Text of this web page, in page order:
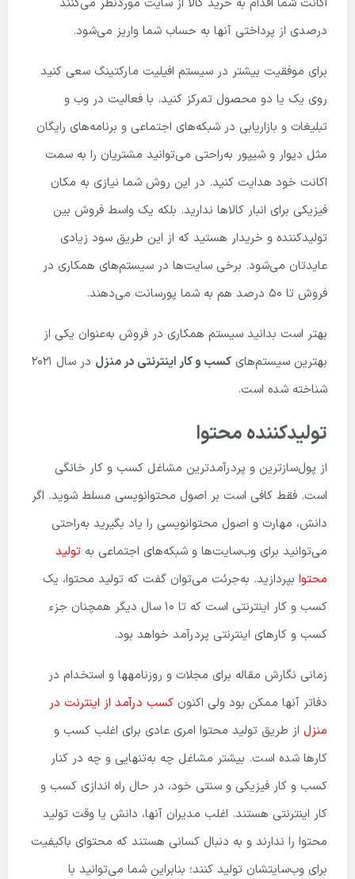
درصدی از پرداختی آنها به حساب شما واریز می‌شود.
برای موفقیت بیشتر در سیستم افیلیت مارکتینگ سعی کنید
روی یک یا دو محصول تمرکز کنید. با فعالیت در وب و
تبلیغات و بازاریابی در شبکه‌های اجتماعی و برنامه‌های رایگان
مثل دیوار و شیپور به‌راحتی می‌توانید مشتریان را به سمت
اکانت خود هدایت کنید. در این روش شما نیازی به مکان
فیزیکی برای انبار کالاها ندارید. بلکه یک واسط فروش بین
تولیدکننده و خریدار هستید که از این طریق سود زیادی
عایدتان می‌شود. برخی سایت‌ها در سیستم‌های همکاری در
فروش تا 50 درصد هم به شما پورسانت می‌دهند.
بهتر است بدانید سیستم همکاری در فروش به‌عنوان یکی از
بهترین سیستم‌های کسب و کار اینترنتی در منزل
در سال 2021
شناخته شده است.
تولیدکننده محتوا
از پول‌سازترین و پردرآمدترین مشاغل کسب و کار خانگی
است. فقط کافی است بر اصول محتوانویسی مسلط شوید. اگر
دانش، مهارت و اصول محتوانویسی را یاد بگیرید به‌راحتی
می‌توانید برای وب‌سایت‌ها و شبکه‌های اجتماعی به تولید
محتوا بپردازید. به‌جرئت می‌توان گفت که تولید محتوا، یک
کسب و کار اینترنتی است که تا 10 سال دیگر همچنان جزء
کسب و کارهای اینترنتی پردرآمد خواهد بود.
زمانی نگارش مقاله برای مجلات و روزنامه­ها و استخدام در
دفاتر آنها ممکن بود ولی اکنون کسب درآمد از اینترنت در
منزل از طریق تولید محتوا امری عادی برای اغلب کسب و
کارها شده است. بیشتر مشاغل چه به‌تنهایی و چه در کنار
کسب و کار فیزیکی و سنتی خود، در حال راه اندازی کسب و
کار اینترنتی هستند. اغلب مدیران آنها، دانش یا وقت تولید
محتوا را ندارند و به دنبال کسانی هستند که محتوای باکیفیت
برای وب‌سایتشان تولید کنند؛ بنابراین شما می‌توانید با